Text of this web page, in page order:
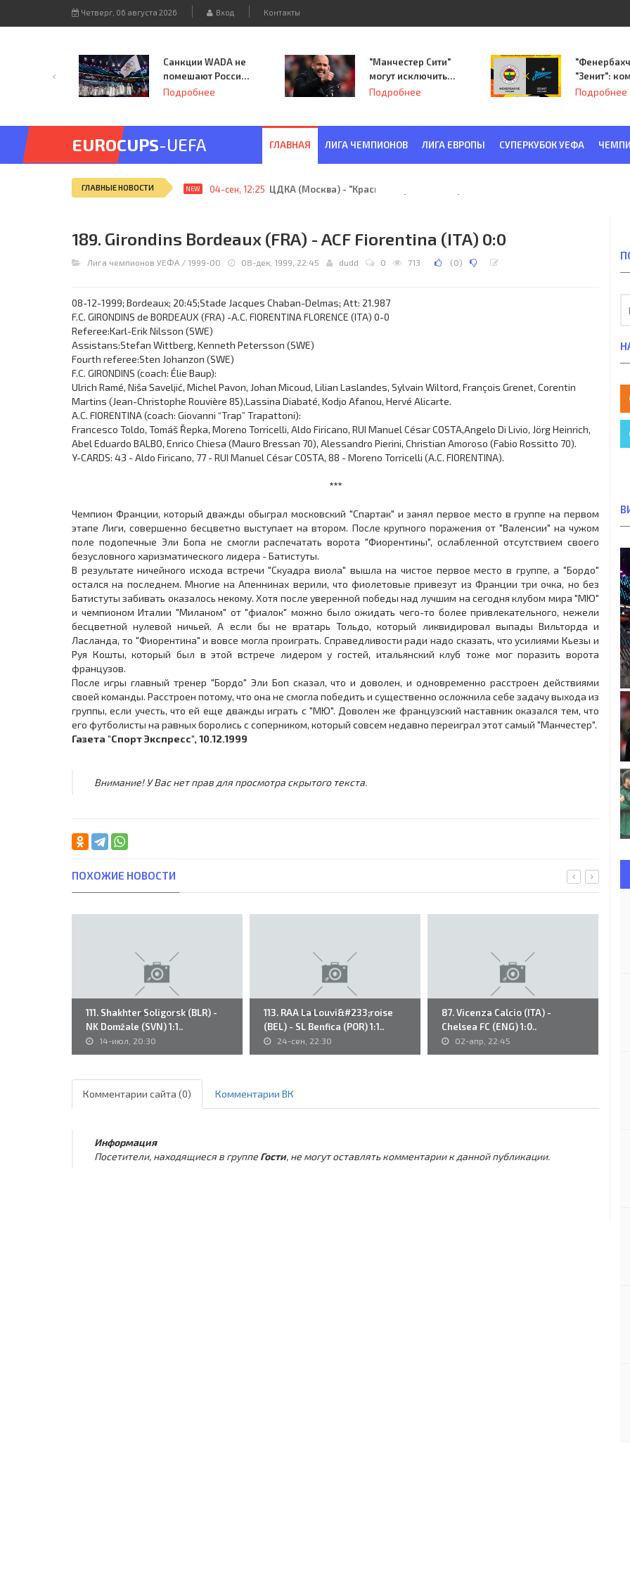
Четверг, 06 августа 2026 Вход Контакты
Санкции WADA не
помешают России
принять
Подробнее
"Манчестер Сити"
могут исключить
из Лиги
Подробнее
"Зенит":
Семака
Подробнее
EUROCUPS-UEFA ГЛАВНАЯ ЛИГА ЧЕМПИОНОВ ЛИГА ЕВРОПЫ СУПЕРКУБОК УЕФА
ГЛАВНЫЕ НОВОСТИ NEW 04-сен, 12:25 ЦДКА (Москва) - "Красная Заря" (Ленинград) 6:2
189. Girondins Bordeaux (FRA) - ACF Fiorentina (ITA) 0:0
Лига чемпионов УЕФА / 1999-00 08-дек, 1999, 22:45 dudd 0 713 (0)
08-12-1999; Bordeaux; 20:45;Stade Jacques Chaban-Delmas; Att: 21.987
F.C. GIRONDINS de BORDEAUX (FRA) -A.C. FIORENTINA FLORENCE (ITA) 0-0
Referee:Karl-Erik Nilsson (SWE)
Assistans:Stefan Wittberg, Kenneth Petersson (SWE)
Fourth referee:Sten Johanzon (SWE)
F.C. GIRONDINS (coach: Élie Baup):
Ulrich Ramé, Niša Saveljić, Michel Pavon, Johan Micoud, Lilian Laslandes, Sylvain Wiltord, François Grenet, Corentin
Martins (Jean-Christophe Rouvière 85),Lassina Diabaté, Kodjo Afanou, Hervé Alicarte.
A.C. FIORENTINA (coach: Giovanni “Trap” Trapattoni):
Francesco Toldo, Tomáš Řepka, Moreno Torricelli, Aldo Firicano, RUI Manuel César COSTA,Angelo Di Livio, Jörg Heinrich,
Abel Eduardo BALBO, Enrico Chiesa (Mauro Bressan 70), Alessandro Pierini, Christian Amoroso (Fabio Rossitto 70).
Y-CARDS: 43 - Aldo Firicano, 77 - RUI Manuel César COSTA, 88 - Moreno Torricelli (A.C. FIORENTINA).
***
Чемпион Франции, который дважды обыграл московский "Спартак" и занял первое место в группе на первом
этапе Лиги, совершенно бесцветно выступает на втором. После крупного поражения от "Валенсии" на чужом
поле подопечные Эли Бопа не смогли распечатать ворота "Фиорентины", ослабленной отсутствием своего
безусловного харизматического лидера - Батистуты.
В результате ничейного исхода встречи "Скуадра виола" вышла на чистое первое место в группе, а "Бордо"
остался на последнем. Многие на Апеннинах верили, что фиолетовые привезут из Франции три очка, но без
Батистуты забивать оказалось некому. Хотя после уверенной победы над лучшим на сегодня клубом мира "МЮ"
и чемпионом Италии "Миланом" от "фиалок" можно было ожидать чего-то более привлекательного, нежели
бесцветной нулевой ничьей. А если бы не вратарь Тольдо, который ликвидировал выпады Вильторда и
Ласланда, то "Фиорентина" и вовсе могла проиграть. Справедливости ради надо сказать, что усилиями Кьезы и
Руя Кошты, который был в этой встрече лидером у гостей, итальянский клуб тоже мог поразить ворота
французов.
После игры главный тренер "Бордо" Эли Боп сказал, что и доволен, и одновременно расстроен действиями
своей команды. Расстроен потому, что она не смогла победить и существенно осложнила себе задачу выхода из
группы, если учесть, что ей еще дважды играть с "МЮ". Доволен же французский наставник оказался тем, что
его футболисты на равных боролись с соперником, который совсем недавно переиграл этот самый "Манчестер".
Газета "Спорт Экспресс", 10.12.1999
Внимание! У Вас нет прав для просмотра скрытого текста.
ПОХОЖИЕ НОВОСТИ
111. Shakhter Soligorsk (BLR) -
NK Domžale (SVN) 1:1..
14-июл, 20:30
113. RAA La Louvi&#233;roise
(BEL) - SL Benfica (POR) 1:1..
24-сен, 22:30
87. Vicenza Calcio (ITA) -
Chelsea FC (ENG) 1:0..
02-апр, 22:45
Комментарии сайта (0) Комментарии ВК
Информация
Посетители, находящиеся в группе Гости, не могут оставлять комментарии к данной публикации.